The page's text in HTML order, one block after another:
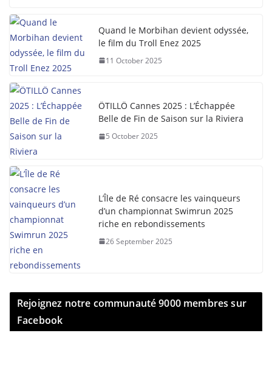
Quand le Morbihan devient odyssée,
le film du Troll Enez 2025
11 October 2025
ÖTILLÖ Cannes 2025 : L’Échappée
Belle de Fin de Saison sur la Riviera
5 October 2025
L’Île de Ré consacre les vainqueurs
d’un championnat Swimrun 2025
riche en rebondissements
26 September 2025
Rejoignez notre communauté 9000 membres sur
Facebook